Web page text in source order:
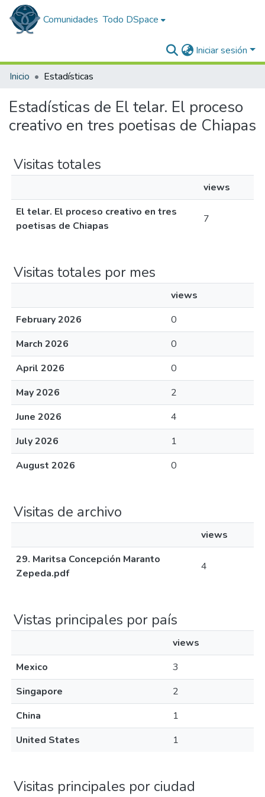
Comunidades Todo DSpace
Iniciar sesión
Inicio
Estadísticas
Estadísticas de El telar. El proceso
creativo en tres poetisas de Chiapas
Visitas totales
views
El telar. El proceso creativo en tres
poetisas de Chiapas
7
Visitas totales por mes
views
February 2026
0
March 2026
0
April 2026
0
May 2026
2
June 2026
4
July 2026
1
August 2026
0
Visitas de archivo
views
29. Maritsa Concepción Maranto
Zepeda.pdf
4
Vistas principales por país
views
Mexico
3
Singapore
2
China
1
United States
1
Visitas principales por ciudad